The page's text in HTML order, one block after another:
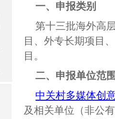
一、申报类别
第十三批海外高
目、外专长期项目
目。
二、申报单位范
中关村多媒体创
及相关单位（非公